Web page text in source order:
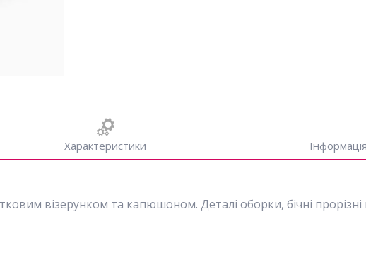
Характеристики
візерунком та капюшоном. Деталі оборки, бічні прорізні